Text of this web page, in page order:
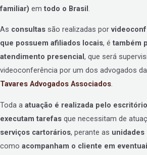
familiar) em todo o Brasil.
As consultas são realizadas por
que possuem afiliados locais, é também
atendimento presencial , que será
videoconferência por um dos advogados
Tavares Advogados Associados.
Toda a atuação é realizada pelo
executam tarefas que necessitam de
serviços cartorários, perante as unidades
como acompanham o cliente em